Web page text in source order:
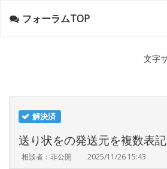
フォーラムTOP
文字
解決済
送り状をの発送元を複数表
相談者：非公開 2025/11/26 15:43